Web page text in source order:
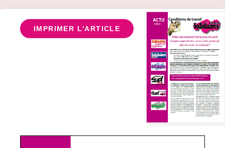
IMPRIMER L'ARTICLE